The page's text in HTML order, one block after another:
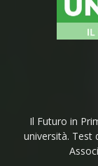
Il Futuro in
università. Test